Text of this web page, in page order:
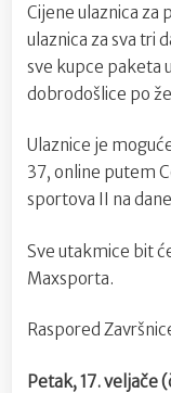
Cijene ulaznica za
ulaznica za sva tri
sve kupce paketa
dobrodošlice po
Ulaznice je
37, online putem
sportova II na
Sve utakmice bit
Maxsporta.
Raspored
Petak, 17. veljače